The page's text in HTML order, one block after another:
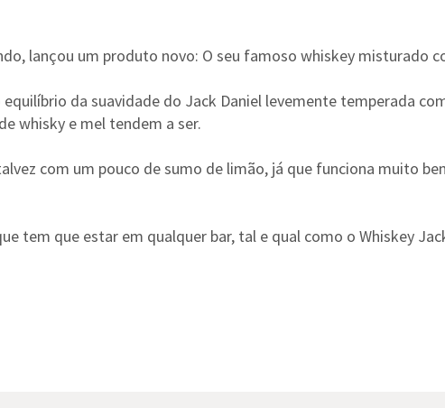
lançou um produto novo: O seu famoso whiskey misturado
da suavidade do Jack Daniel levemente temperada
whisky e mel tendem a ser.
com um pouco de sumo de limão, já que funciona muito
tem que estar em qualquer bar, tal e qual como o Whiskey